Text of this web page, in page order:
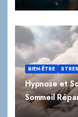
BIEN-ÊTRE
Hypnose et
Sommeil